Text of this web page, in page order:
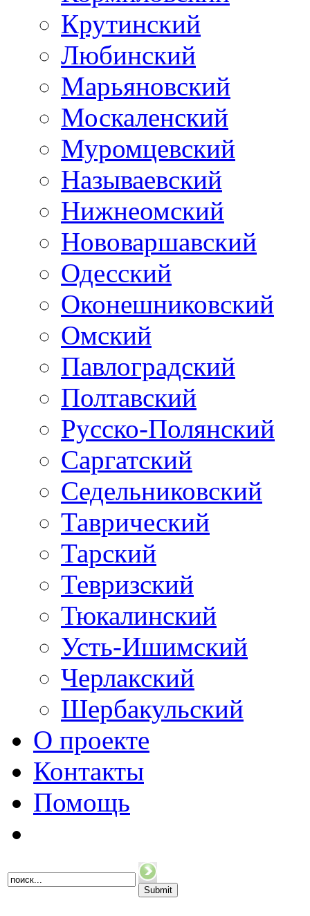
Крутинский
Любинский
Марьяновский
Москаленский
Муромцевский
Называевский
Нижнеомский
Нововаршавский
Одесский
Оконешниковский
Омский
Павлоградский
Полтавский
Русско-Полянский
Саргатский
Седельниковский
Таврический
Тарский
Тевризский
Тюкалинский
Усть-Ишимский
Черлакский
Шербакульский
О проекте
Контакты
Помощь